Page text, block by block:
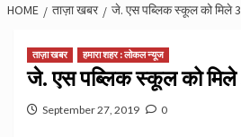
HOME ताज़ा खबर जे. एस पब्लिक स्कूल को मिले 3
ताज़ा खबर हमारा शहर : लोकल न्यूज
जे. एस पब्लिक स्कूल को मिले
September 27, 2019 0